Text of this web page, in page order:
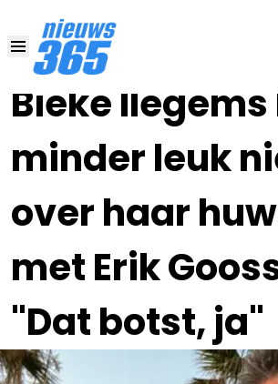
Bieke
minder leuk
over haar
met Erik
"Dat botst, ja"
30 MEI 2024, 13:00